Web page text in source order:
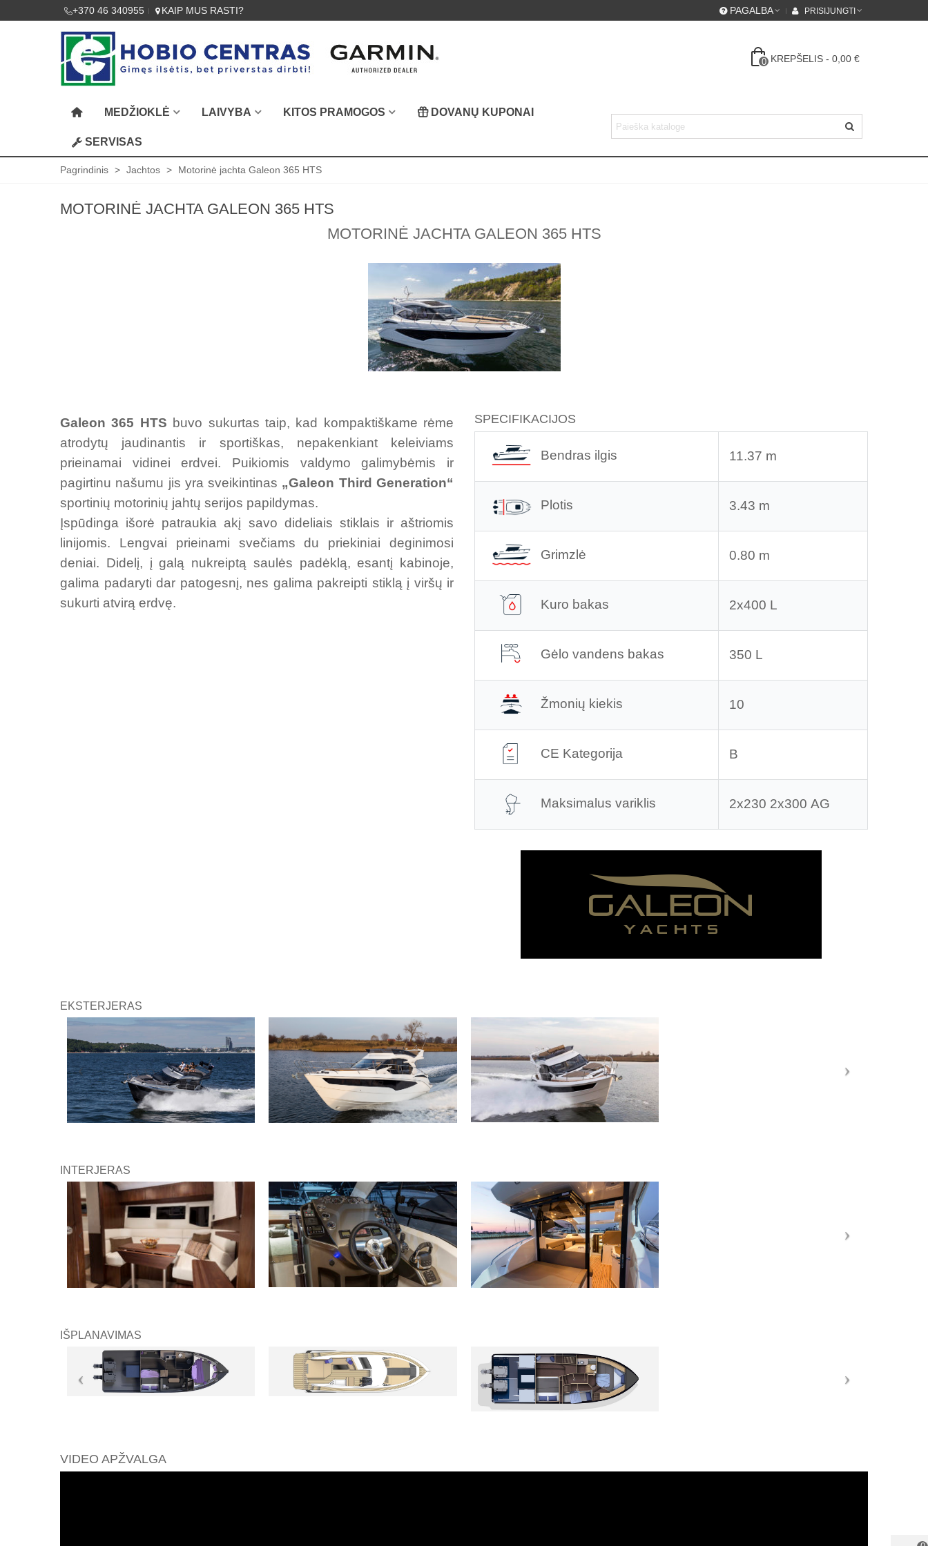
+370 46 340955 KAIP MUS RASTI? PAGALBA PRISIJUNGTI
0 KREPŠELIS - 0,00 €
MEDŽIOKLĖ LAIVYBA KITOS PRAMOGOS DOVANŲ KUPONAI
SERVISAS
Pagrindinis > Jachtos > Motorinė jachta Galeon 365 HTS
MOTORINĖ JACHTA GALEON 365 HTS
MOTORINĖ JACHTA GALEON 365 HTS
Galeon 365 HTS buvo sukurtas taip, kad kompaktiškame rėme
atrodytų jaudinantis ir sportiškas, nepakenkiant keleiviams
prieinamai vidinei erdvei. Puikiomis valdymo galimybėmis ir
pagirtinu našumu jis yra sveikintinas „Galeon Third Generation“
sportinių motorinių jahtų serijos papildymas.
Įspūdinga išorė patraukia akį savo dideliais stiklais ir aštriomis
linijomis. Lengvai prieinami svečiams du priekiniai deginimosi
deniai. Didelį, į galą nukreiptą saulės padėklą, esantį kabinoje,
galima padaryti dar patogesnį, nes galima pakreipti stiklą į viršų ir
sukurti atvirą erdvę.
SPECIFIKACIJOS
Bendras ilgis 11.37 m
Plotis 3.43 m
Grimzlė 0.80 m
Kuro bakas 2x400 L
Gėlo vandens bakas 350 L
Žmonių kiekis 10
CE Kategorija B
Maksimalus variklis 2x230 2x300 AG
EKSTERJERAS
INTERJERAS
IŠPLANAVIMAS
VIDEO APŽVALGA